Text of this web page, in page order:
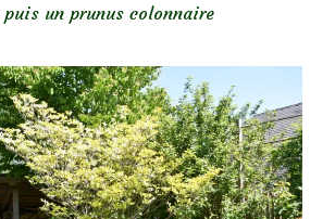
puis un prunus colonnaire